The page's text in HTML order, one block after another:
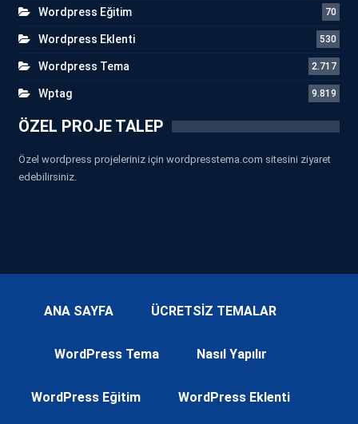
Wordpress Eğitim 70
Wordpress Eklenti 530
Wordpress Tema 2.717
Wptag 9.819
ÖZEL PROJE TALEP
Özel wordpress projeleriniz için wordpresstema.com sitesini ziyaret
edebilirsiniz.
ANA SAYFA ÜCRETSİZ TEMALAR
WordPress Tema Nasıl Yapılır
WordPress Eğitim WordPress Eklenti